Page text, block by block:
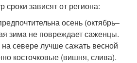
сроки зависят от региона:
осень (октябрь–
зима не повреждает саженцы.
севере лучше сажать весной
косточковые (вишня, слива).